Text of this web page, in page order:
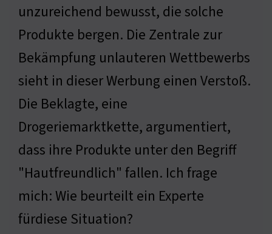
unzureichend bewusst, die solche
Produkte bergen. Die Zentrale zur
Bekämpfung unlauteren Wettbewerbs
sieht in dieser Werbung einen Verstoß.
Die Beklagte, eine
Drogeriemarktkette, argumentiert,
dass ihre Produkte unter den Begriff
"Hautfreundlich" fallen. Ich frage
mich: Wie beurteilt ein Experte
fürdiese Situation?